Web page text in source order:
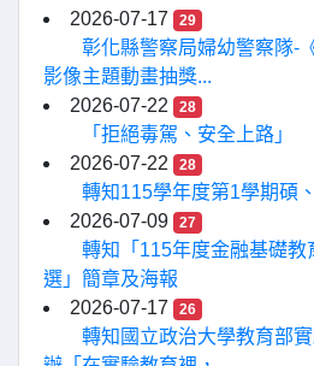
2026-07-17
29
彰化縣警察局婦幼警察隊-
影像主題動畫抽獎...
2026-07-22
28
「拒絕毒駕、安全上路」
2026-07-22
28
轉知115學年度第1學期碩
2026-07-09
27
轉知「115年度金融基礎教
選」簡章及海報
2026-07-17
26
轉知國立政治大學教育部